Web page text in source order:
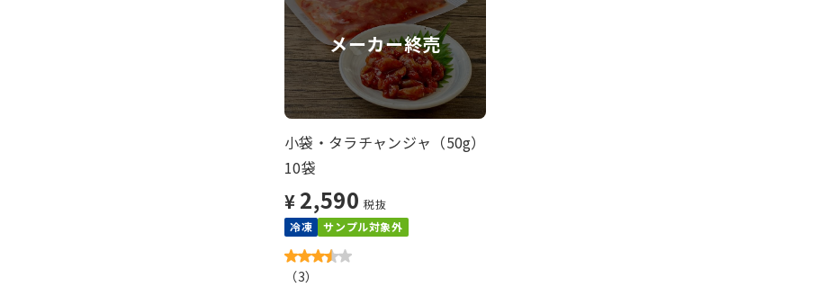
メーカー終売
小袋・タラチャンジャ（50g）
10袋
¥ 2,590 税抜
冷凍
サンプル対象外
（3）